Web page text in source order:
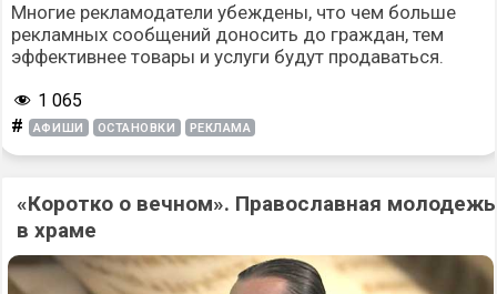
Многие рекламодатели убеждены, что чем больше
рекламных сообщений доносить до граждан, тем
эффективнее товары и услуги будут продаваться.
1 065
# АФИШИ ОСТАНОВКИ РЕКЛАМА
«Коротко о вечном». Православная молодежь
в храме